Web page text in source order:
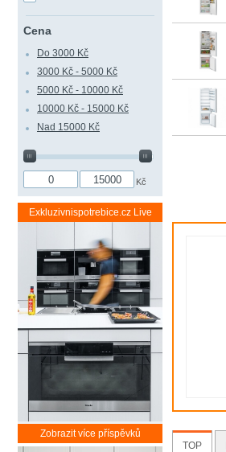
TOP
Cena
Do 3000 Kč
3000 Kč - 5000 Kč
5000 Kč - 10000 Kč
10000 Kč - 15000 Kč
Nad 15000 Kč
Kč
Exkluzivnispotrebice.cz Live
Zobrazit více příspěvků